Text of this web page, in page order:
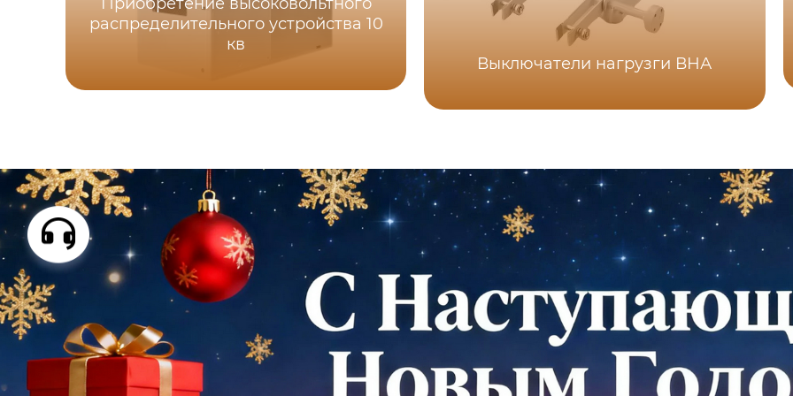
Приобретение высоковольтного
распределительного устройства 10
кв
Выключатели нагрузги ВНА